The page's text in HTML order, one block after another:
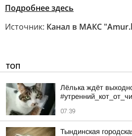
Подробнее здесь
Источник: Канал в МАКС
ТОП
Лёлька ждёт
07:39
Тындинская